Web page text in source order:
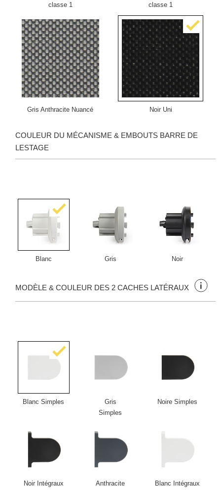
classe 1 classe 1
Gris Anthracite Nuancé Noir Uni
COULEUR DU MÉCANISME & EMBOUTS BARRE DE
LESTAGE
Blanc Gris Noir
MODÈLE & COULEUR DES 2 CACHES LATÉRAUX
Blanc Simples
Gris
Simples
Noire Simples
Noir Intégraux
Anthracite
Blanc Intégraux